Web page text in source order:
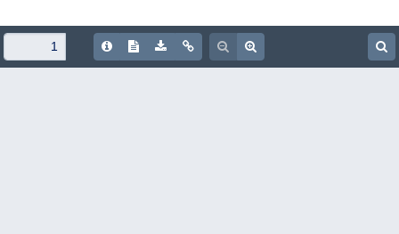
Document Info
Show/hide Text
Download PDF
Copy document URL
Zoom out